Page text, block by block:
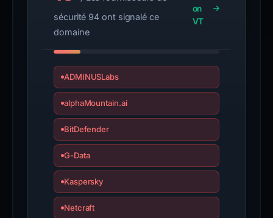
sécurité 94 ont signalé ce
domaine
on
VT
ADMINUSLabs
alphaMountain.ai
BitDefender
G-Data
Kaspersky
Netcraft